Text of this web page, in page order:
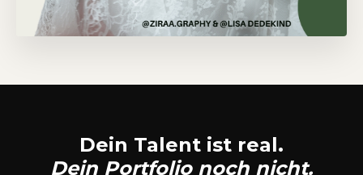
Dein Talent ist real.
Dein Portfolio noch nicht.